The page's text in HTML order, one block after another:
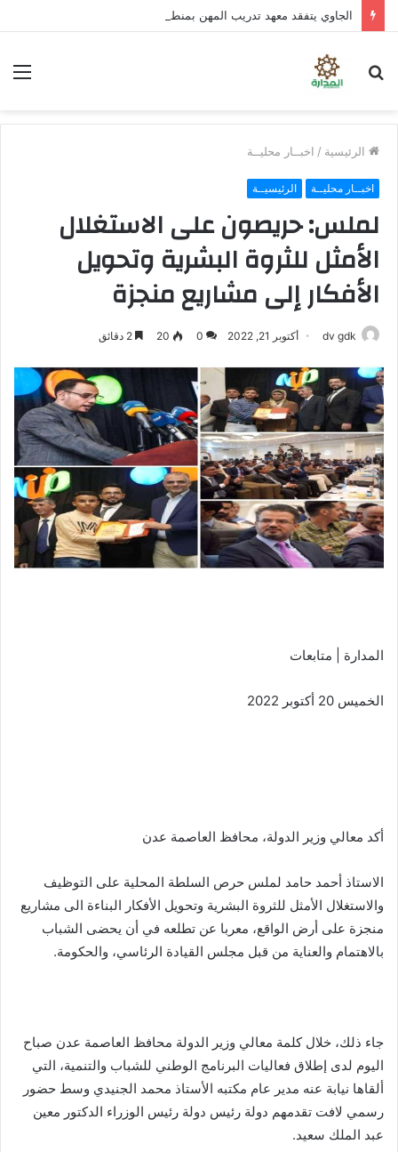
الجاوي يتفقد معهد تدريب المهن بمنطقة “فقم” ويطلع على جاهزيته
الرئيسية / اخبــار محليــة
اخبــار محليــة الرئيسيــة
لملس: حريصون على الاستغلال
الأمثل للثروة البشرية وتحويل
الأفكار إلى مشاريع منجزة
dv gdk أكتوبر 21, 2022 0
20
المدارة | متابعات
الخميس 20 أكتوبر 2022
أكد معالي وزير الدولة، محافظ العاصمة عدن
الاستاذ أحمد حامد لملس حرص السلطة المحلية على التوظيف
والاستغلال الأمثل للثروة البشرية وتحويل الأفكار البناءة الى مشاريع
منجزة على أرض الواقع، معربا عن تطلعه في أن يحضى الشباب
بالاهتمام والعناية من قبل مجلس القيادة الرئاسي، والحكومة.
جاء ذلك، خلال كلمة معالي وزير الدولة محافظ العاصمة عدن صباح
اليوم لدى إطلاق فعاليات البرنامج الوطني للشباب والتنمية، التي
ألقاها نيابة عنه مدير عام مكتبه الأستاذ محمد الجنيدي وسط حضور
رسمي لافت تقدمهم دولة رئيس دولة رئيس الوزراء الدكتور معين
عبد الملك سعيد.